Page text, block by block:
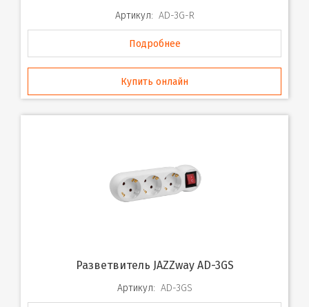
Артикул: AD-3G-R
Подробнее
Купить онлайн
Разветвитель JAZZway AD-3GS
Артикул: AD-3GS